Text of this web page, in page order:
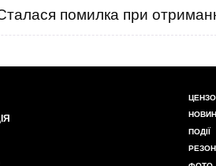
помилка при
ПОДІЇ